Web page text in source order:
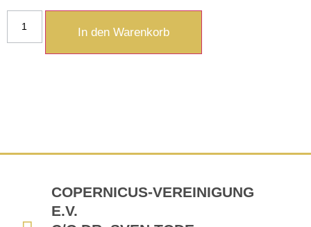
In den Warenkorb
COPERNICUS-VEREINIGUNG
E.V.